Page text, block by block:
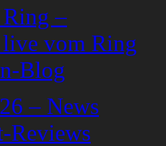
– News
Reviews